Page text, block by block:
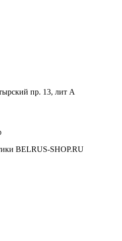
пр. 13, лит А
BELRUS-SHOP.RU